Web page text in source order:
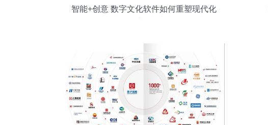
智能+创意 数字文化软件如何重塑现代化